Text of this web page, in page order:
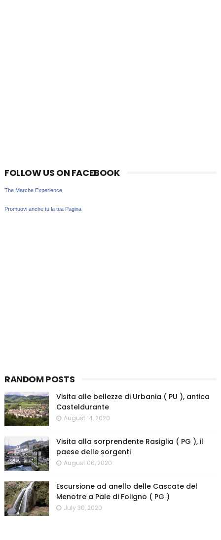
FOLLOW US ON FACEBOOK
The Marche Experience
Promuovi anche tu la tua Pagina
RANDOM POSTS
Visita alle bellezze di Urbania ( PU ), antica
Casteldurante
August 14, 2020
Visita alla sorprendente Rasiglia ( PG ), il
paese delle sorgenti
August 06, 2020
Escursione ad anello delle Cascate del
Menotre a Pale di Foligno ( PG )
July 30, 2020